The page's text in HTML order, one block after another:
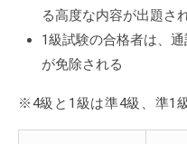
る高度な内容が出題さ
1級試験の合格者は、
が免除される
※4級と1級は準4級、準1